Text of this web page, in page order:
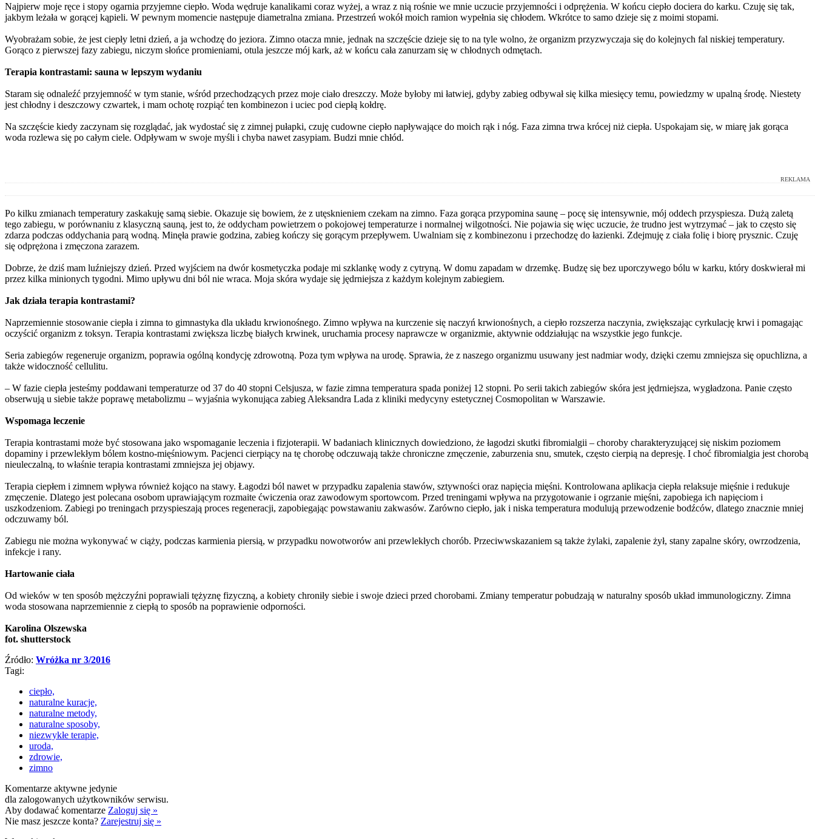
Najpierw moje ręce i stopy ogarnia przyjemne ciepło. Woda wędruje kanalikami coraz wyżej, a wraz z nią rośnie we mnie uczucie przyjemności i odprężenia. W końcu ciepło dociera do karku. Czuję się tak,
jakbym leżała w gorącej kąpieli. W pewnym momencie następuje diametralna zmiana. Przestrzeń wokół moich ramion wypełnia się chłodem. Wkrótce to samo dzieje się z moimi stopami.
Wyobrażam sobie, że jest ciepły letni dzień, a ja wchodzę do jeziora. Zimno otacza mnie, jednak na szczęście dzieje się to na tyle wolno, że organizm przyzwyczaja się do kolejnych fal niskiej temperatury.
Gorąco z pierwszej fazy zabiegu, niczym słońce promieniami, otula jeszcze mój kark, aż w końcu cała zanurzam się w chłodnych odmętach.
Terapia kontrastami: sauna w lepszym wydaniu
Staram się odnaleźć przyjemność w tym stanie, wśród przechodzących przez moje ciało dreszczy. Może byłoby mi łatwiej, gdyby zabieg odbywał się kilka miesięcy temu, powiedzmy w upalną środę. Niestety
jest chłodny i deszczowy czwartek, i mam ochotę rozpiąć ten kombinezon i uciec pod ciepłą kołdrę.
Na szczęście kiedy zaczynam się rozglądać, jak wydostać się z zimnej pułapki, czuję cudowne ciepło napływające do moich rąk i nóg. Faza zimna trwa krócej niż ciepła. Uspokajam się, w miarę jak gorąca
woda rozlewa się po całym ciele. Odpływam w swoje myśli i chyba nawet zasypiam. Budzi mnie chłód.
REKLAMA
Po kilku zmianach temperatury zaskakuję samą siebie. Okazuje się bowiem, że z utęsknieniem czekam na zimno. Faza gorąca przypomina saunę – pocę się intensywnie, mój oddech przyspiesza. Dużą zaletą
tego zabiegu, w porównaniu z klasyczną sauną, jest to, że oddycham powietrzem o pokojowej temperaturze i normalnej wilgotności. Nie pojawia się więc uczucie, że trudno jest wytrzymać – jak to często się
zdarza podczas oddychania parą wodną. Minęła prawie godzina, zabieg kończy się gorącym przepływem. Uwalniam się z kombinezonu i przechodzę do łazienki. Zdejmuję z ciała folię i biorę prysznic. Czuję
się odprężona i zmęczona zarazem.
Dobrze, że dziś mam luźniejszy dzień. Przed wyjściem na dwór kosmetyczka podaje mi szklankę wody z cytryną. W domu zapadam w drzemkę. Budzę się bez uporczywego bólu w karku, który doskwierał mi
przez kilka minionych tygodni. Mimo upływu dni ból nie wraca. Moja skóra wydaje się jędrniejsza z każdym kolejnym zabiegiem.
Jak działa terapia kontrastami?
Naprzemiennie stosowanie ciepła i zimna to gimnastyka dla układu krwionośnego. Zimno wpływa na kurczenie się naczyń krwionośnych, a ciepło rozszerza naczynia, zwiększając cyrkulację krwi i pomagając
oczyścić organizm z toksyn. Terapia kontrastami zwiększa liczbę białych krwinek, uruchamia procesy naprawcze w organizmie, aktywnie oddziałując na wszystkie jego funkcje.
Seria zabiegów regeneruje organizm, poprawia ogólną kondycję zdrowotną. Poza tym wpływa na urodę. Sprawia, że z naszego organizmu usuwany jest nadmiar wody, dzięki czemu zmniejsza się opuchlizna, a
także widoczność cellulitu.
– W fazie ciepła jesteśmy poddawani temperaturze od 37 do 40 stopni Celsjusza, w fazie zimna temperatura spada poniżej 12 stopni. Po serii takich zabiegów skóra jest jędrniejsza, wygładzona. Panie często
obserwują u siebie także poprawę metabolizmu – wyjaśnia wykonująca zabieg Aleksandra Lada z kliniki medycyny estetycznej Cosmopolitan w Warszawie.
Wspomaga leczenie
Terapia kontrastami może być stosowana jako wspomaganie leczenia i fizjoterapii. W badaniach klinicznych dowiedziono, że łagodzi skutki fibromialgii – choroby charakteryzującej się niskim poziomem
dopaminy i przewlekłym bólem kostno-mięśniowym. Pacjenci cierpiący na tę chorobę odczuwają także chroniczne zmęczenie, zaburzenia snu, smutek, często cierpią na depresję. I choć fibromialgia jest chorobą
nieuleczalną, to właśnie terapia kontrastami zmniejsza jej objawy.
Terapia ciepłem i zimnem wpływa również kojąco na stawy. Łagodzi ból nawet w przypadku zapalenia stawów, sztywności oraz napięcia mięśni. Kontrolowana aplikacja ciepła relaksuje mięśnie i redukuje
zmęczenie. Dlatego jest polecana osobom uprawiającym rozmaite ćwiczenia oraz zawodowym sportowcom. Przed treningami wpływa na przygotowanie i ogrzanie mięśni, zapobiega ich napięciom i
uszkodzeniom. Zabiegi po treningach przyspieszają proces regeneracji, zapobiegając powstawaniu zakwasów. Zarówno ciepło, jak i niska temperatura modulują przewodzenie bodźców, dlatego znacznie mniej
odczuwamy ból.
Zabiegu nie można wykonywać w ciąży, podczas karmienia piersią, w przypadku nowotworów ani przewlekłych chorób. Przeciwwskazaniem są także żylaki, zapalenie żył, stany zapalne skóry, owrzodzenia,
infekcje i rany.
Hartowanie ciała
Od wieków w ten sposób mężczyźni poprawiali tężyznę fizyczną, a kobiety chroniły siebie i swoje dzieci przed chorobami. Zmiany temperatur pobudzają w naturalny sposób układ immunologiczny. Zimna
woda stosowana naprzemiennie z ciepłą to sposób na poprawienie odporności.
Karolina Olszewska
fot. shutterstock
Źródło: Wróżka nr 3/2016
Tagi:
ciepło,
naturalne kuracje,
naturalne metody,
naturalne sposoby,
niezwykłe terapie,
uroda,
zdrowie,
zimno
Komentarze aktywne jedynie
dla zalogowanych użytkowników serwisu.
Aby dodawać komentarze Zaloguj się »
Nie masz jeszcze konta? Zarejestruj się »